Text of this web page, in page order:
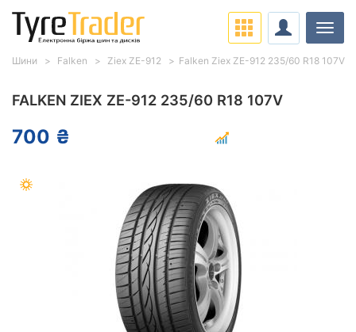
FALKEN ZIEX ZE-912 235/60 R18 107V
700 ₴
Шини Falken Ziex ZE-912 Falken Ziex ZE-912 235/60 R18 107V